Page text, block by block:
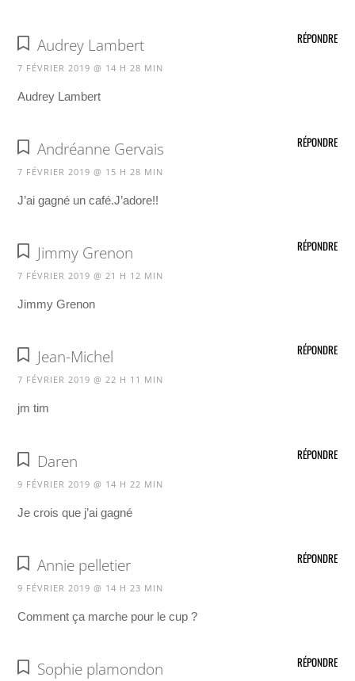
Audrey Lambert
7 FÉVRIER 2019 @ 14 H 28 MIN
Audrey Lambert
RÉPONDRE
Andréanne Gervais
7 FÉVRIER 2019 @ 15 H 28 MIN
J’ai gagné un café.J’adore!!
RÉPONDRE
Jimmy Grenon
7 FÉVRIER 2019 @ 21 H 12 MIN
Jimmy Grenon
RÉPONDRE
Jean-Michel
7 FÉVRIER 2019 @ 22 H 11 MIN
jm tim
RÉPONDRE
Daren
9 FÉVRIER 2019 @ 14 H 22 MIN
Je crois que j’ai gagné
RÉPONDRE
Annie pelletier
9 FÉVRIER 2019 @ 14 H 23 MIN
Comment ça marche pour le cup ?
RÉPONDRE
Sophie plamondon RÉPONDRE